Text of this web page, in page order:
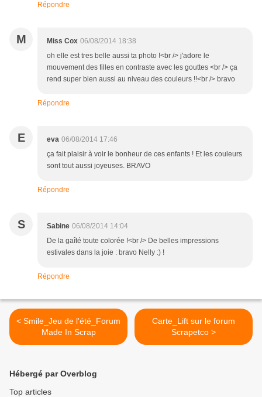
Répondre
M Miss Cox 06/08/2014 18:38
oh elle est tres belle aussi ta photo !<br /> j'adore le
mouvement des filles en contraste avec les gouttes <br /> ça
rend super bien aussi au niveau des couleurs !!<br /> bravo
Répondre
E eva 06/08/2014 17:46
ça fait plaisir à voir le bonheur de ces enfants ! Et les couleurs
sont tout aussi joyeuses. BRAVO
Répondre
S Sabine 06/08/2014 14:04
De la gaîté toute colorée !<br /> De belles impressions
estivales dans la joie : bravo Nelly :) !
Répondre
< Smile_Jeu de l'été_Forum
Made In Scrap
Carte_Lift sur le forum
Scrapetco >
Hébergé par Overblog
Top articles